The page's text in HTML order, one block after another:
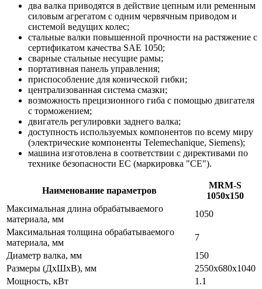
два валка приводятся в действие цепным или ременным
силовым агрегатом с одним червячным приводом и
системой ведущих колес;
стальные валки повышенной прочности на растяжение с
сертификатом качества SAE 1050;
сварные стальные несущие рамы;
портативная панель управления;
приспособление для конической гибки;
централизованная система смазки;
возможность прецизионного гиба с помощью двигателя
с торможением;
двигатель регулировки заднего валка;
доступность используемых компонентов по всему миру
(электрические компоненты Telemechanique, Siemens);
машина изготовлена в соответствии с директивами по
технике безопасности ЕС (маркировка "СЕ").
Наименование параметров
MRM-S
1050x150
Максимальная длина обрабатываемого
материала, мм
1050
Максимальная толщина обрабатываемого
материала, мм
7
Диаметр валка, мм
150
Размеры (ДхШхВ), мм
2550х680х1040
Мощность, кВт
1.1